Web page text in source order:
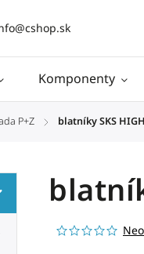
Komponenty
P+Z / blatníky SKS